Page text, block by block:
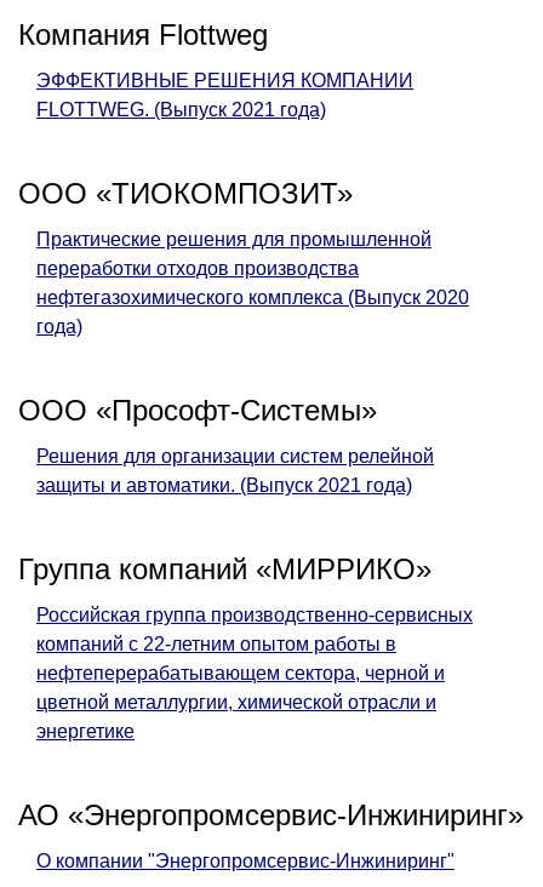
Компания Flottweg
ЭФФЕКТИВНЫЕ РЕШЕНИЯ КОМПАНИИ
FLOTTWEG. (Выпуск 2021 года)
ООО «ТИОКОМПОЗИТ»
Практические решения для промышленной
переработки отходов производства
нефтегазохимического комплекса (Выпуск 2020
года)
ООО «Прософт-Системы»
Решения для организации систем релейной
защиты и автоматики. (Выпуск 2021 года)
Группа компаний «МИРРИКО»
Российская группа производственно-сервисных
компаний с 22-летним опытом работы в
нефтеперерабатывающем сектора, черной и
цветной металлургии, химической отрасли и
энергетике
АО «Энергопромсервис-Инжиниринг»
О компании "Энергопромсервис-Инжиниринг"